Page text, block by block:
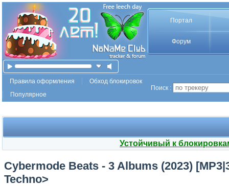
Портал
Форум
Правила оформления
Обход блокировок
Популярное
Поиск :
Устойчивый к
Cybermode Beats - 3 Albums (2023)
Techno>